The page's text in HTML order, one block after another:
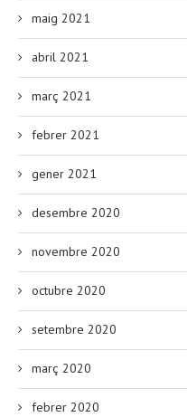
maig 2021
abril 2021
març 2021
febrer 2021
gener 2021
desembre 2020
novembre 2020
octubre 2020
setembre 2020
març 2020
febrer 2020